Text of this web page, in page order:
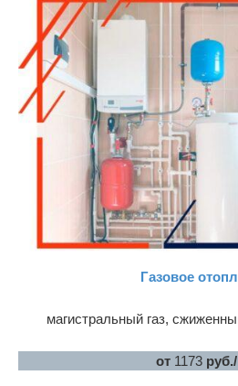
Газовое
магистральный газ,
от 1173